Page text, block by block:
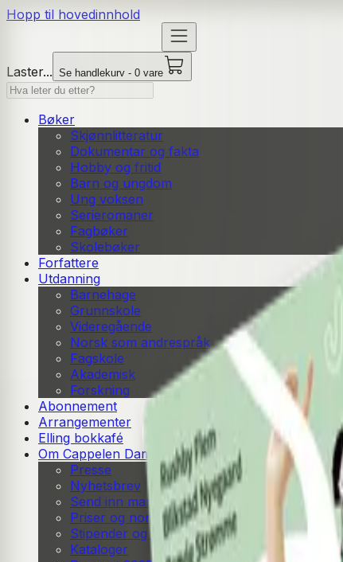
Hopp til hovedinnhold
Laster... Se handlekurv - 0 vare
Bøker
Skjønnlitteratur
Dokumentar og fakta
Hobby og fritid
Barn og ungdom
Ung voksen
Serieromaner
Fagbøker
Skolebøker
Forfattere
Utdanning
Barnehage
Grunnskole
Videregående
Norsk som andrespråk
Fagskole
Akademisk
Forskning
Abonnement
Arrangementer
Elling bokkafé
Om Cappelen Damm
Presse
Nyhetsbrev
Send inn manus
Priser og nominasjoner
Stipender og minnepriser
Kataloger